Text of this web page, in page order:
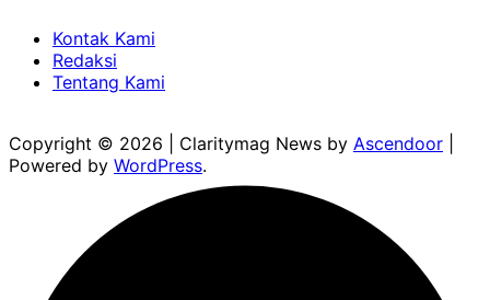
Kontak Kami
Redaksi
Tentang Kami
Copyright © 2026 | Claritymag News by Ascendoor
Powered by WordPress.